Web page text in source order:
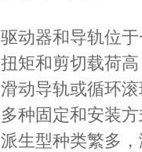
驱动器和导轨位
扭矩和剪切载荷高
滑动导轨或循环
多种固定和安装
派生型种类繁多